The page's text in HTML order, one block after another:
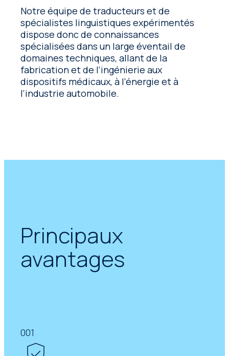
Notre équipe de traducteurs et de
spécialistes linguistiques expérimentés
dispose donc de connaissances
spécialisées dans un large éventail de
domaines techniques, allant de la
fabrication et de l’ingénierie aux
dispositifs médicaux, à l’énergie et à
l’industrie automobile.
Principaux
avantages
001